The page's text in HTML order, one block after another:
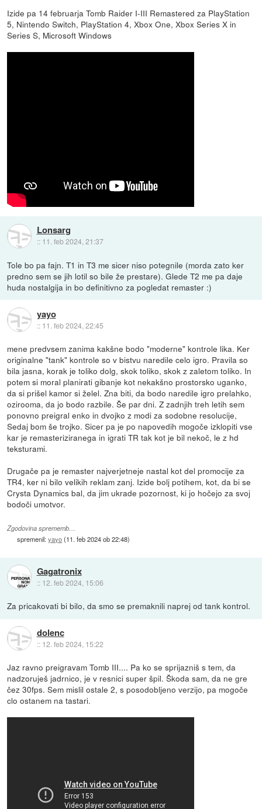
Izide pa 14 februarja Tomb Raider I-III Remastered za PlayStation
5, Nintendo Switch, PlayStation 4, Xbox One, Xbox Series X in
Series S, Microsoft Windows
Lonsarg
:: 11. feb 2024, 21:37
Tole bo pa fajn. T1 in T3 me sicer niso potegnile (morda zato ker
predno sem se jih lotil so bile že prestare). Glede T2 me pa daje
huda nostalgija in bo definitivno za pogledat remaster :)
yayo
:: 11. feb 2024, 22:45
mene predvsem zanima kakšne bodo "moderne" kontrole lika. Ker
originalne "tank" kontrole so v bistvu naredile celo igro. Pravila so
bila jasna, korak je toliko dolg, skok toliko, skok z zaletom toliko. In
potem si moral planirati gibanje kot nekakšno prostorsko uganko,
da si prišel kamor si želel. Zna biti, da bodo naredile igro prelahko,
ozirooma, da jo bodo razbile. Še par dni. Z zadnjih treh letih sem
ponovno preigral enko in dvojko z modi za sodobne resolucije,
Sedaj bom še trojko. Sicer pa je po napovedih mogoče izklopiti vse
kar je remasteriziranega in igrati TR tak kot je bil nekoč, le z hd
teksturami.
Drugače pa je remaster najverjetneje nastal kot del promocije za
TR4, ker ni bilo velikih reklam zanj. Izide bolj potihem, kot, da bi se
Crysta Dynamics bal, da jim ukrade pozornost, ki jo hočejo za svoj
bodoči umotvor.
Zgodovina sprememb…
spremenil:yayo(11. feb 2024 ob 22:48)
Gagatronix
:: 12. feb 2024, 15:06
Za pricakovati bi bilo, da smo se premaknili naprej od tank kontrol.
dolenc
:: 12. feb 2024, 15:22
Jaz ravno preigravam Tomb III.... Pa ko se sprijazniš s tem, da
nadzoruješ jadrnico, je v resnici super špil. Škoda sam, da ne gre
čez 30fps. Sem mislil ostale 2, s posodobljeno verzijo, pa mogoče
clo ostanem na tastari.